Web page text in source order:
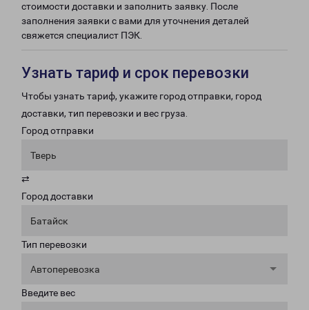
стоимости доставки и заполнить заявку. После
заполнения заявки с вами для уточнения деталей
свяжется специалист ПЭК.
Узнать тариф и срок перевозки
Чтобы узнать тариф, укажите город отправки, город
доставки, тип перевозки и вес груза.
Город отправки
Тверь
⇄
Город доставки
Батайск
Тип перевозки
Автоперевозка
Введите вес